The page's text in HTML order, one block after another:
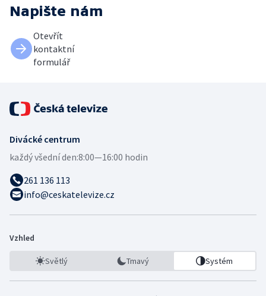
Napište nám
Otevřít
kontaktní
formulář
Divácké centrum
každý všední den:8:00—16:00 hodin
261 136 113
info@ceskatelevize.cz
Vzhled
Světlý Tmavý Systém